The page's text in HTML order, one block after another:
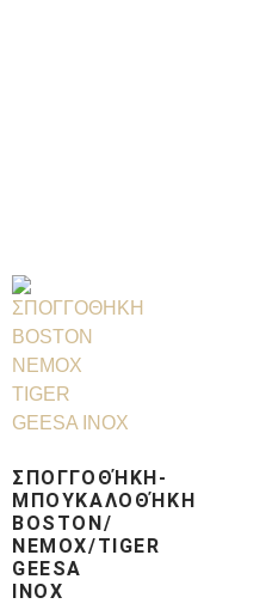
ΣΠΟΓΓΟΘΉΚΗ-
ΜΠΟΥΚΑΛΟΘΉΚΗ
BOSTON/
ΝEMOX/TIGER
GEESA
INOX